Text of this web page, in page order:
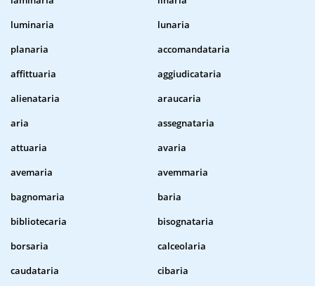
luminaria
lunaria
planaria
accomandataria
affittuaria
aggiudicataria
alienataria
araucaria
aria
assegnataria
attuaria
avaria
avemaria
avemmaria
bagnomaria
baria
bibliotecaria
bisognataria
borsaria
calceolaria
caudataria
cibaria